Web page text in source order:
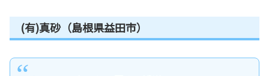
(有)真砂（島根県益田市）